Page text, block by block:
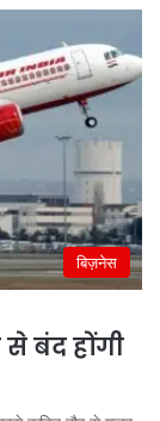
बिज़नेस
से बंद होंगी